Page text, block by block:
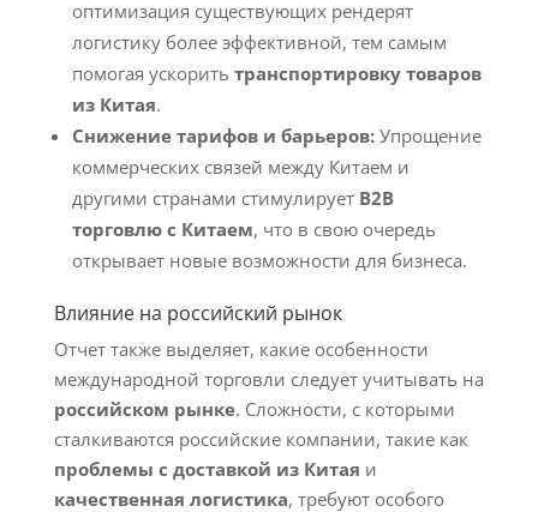
оптимизация существующих рендерят
логистику более эффективной, тем самым
помогая ускорить транспортировку товаров
из Китая.
Снижение тарифов и барьеров:Упрощение
коммерческих связей между Китаем и
другими странами стимулирует B2B
торговлю с Китаем, что в свою очередь
открывает новые возможности для бизнеса.
Влияние на российский рынок
Отчет также выделяет, какие особенности
международной торговли следует учитывать на
российском рынке. Сложности, с которыми
сталкиваются российские компании, такие как
проблемы с доставкой из Китая и
качественная логистика, требуют особого